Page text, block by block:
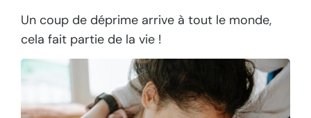
Un coup de déprime arrive à tout le monde,
cela fait partie de la vie !